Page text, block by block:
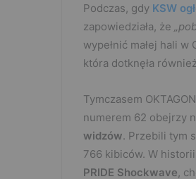
Podczas, gdy KSW
zapowiedziała, że
wypełnić małej hali
która dotknęła
Tymczasem
numerem 62 obejrzy
widzów. Przebili tym
766 kibiców. W
PRIDE Shockwave,